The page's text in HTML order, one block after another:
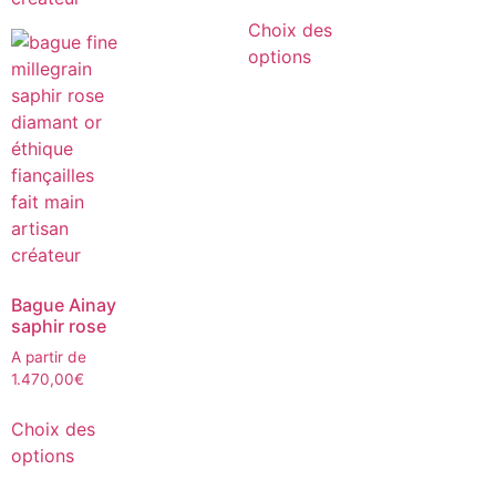
Bague Ainay
saphir rose
A partir de
1.470,00€
Choix des
options
Choix des
options